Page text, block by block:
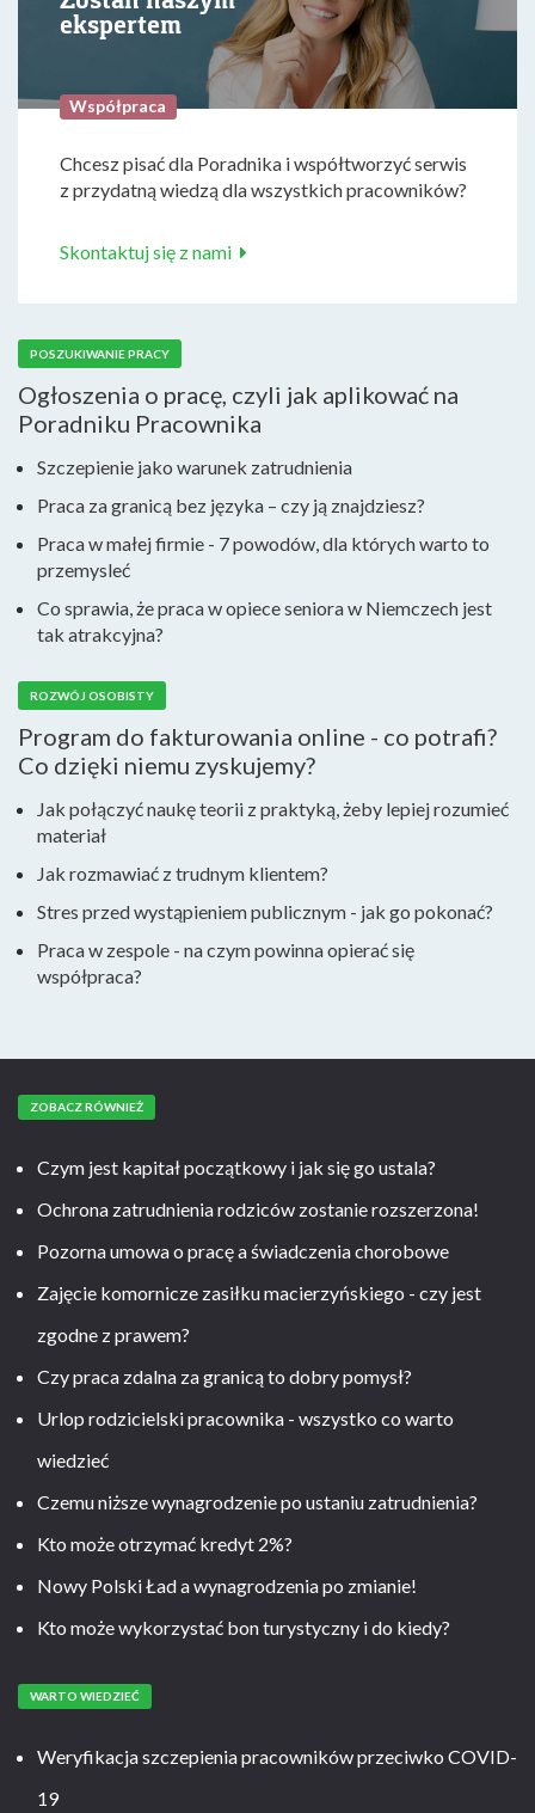
ekspertem
Współpraca
Chcesz pisać dla Poradnika i współtworzyć serwis
z przydatną wiedzą dla wszystkich pracowników?
Skontaktuj się z nami
POSZUKIWANIE PRACY
Ogłoszenia o pracę, czyli jak aplikować na
Poradniku Pracownika
Szczepienie jako warunek zatrudnienia
Praca za granicą bez języka – czy ją znajdziesz?
Praca w małej firmie - 7 powodów, dla których warto to
przemysleć
Co sprawia, że praca w opiece seniora w Niemczech jest
tak atrakcyjna?
ROZWÓJ OSOBISTY
Program do fakturowania online - co potrafi?
Co dzięki niemu zyskujemy?
Jak połączyć naukę teorii z praktyką, żeby lepiej rozumieć
materiał
Jak rozmawiać z trudnym klientem?
Stres przed wystąpieniem publicznym - jak go pokonać?
Praca w zespole - na czym powinna opierać się
współpraca?
ZOBACZ RÓWNIEŻ
Czym jest kapitał początkowy i jak się go ustala?
Ochrona zatrudnienia rodziców zostanie rozszerzona!
Pozorna umowa o pracę a świadczenia chorobowe
Zajęcie komornicze zasiłku macierzyńskiego - czy jest
zgodne z prawem?
Czy praca zdalna za granicą to dobry pomysł?
Urlop rodzicielski pracownika - wszystko co warto
wiedzieć
Czemu niższe wynagrodzenie po ustaniu zatrudnienia?
Kto może otrzymać kredyt 2%?
Nowy Polski Ład a wynagrodzenia po zmianie!
Kto może wykorzystać bon turystyczny i do kiedy?
WARTO WIEDZIEĆ
Weryfikacja szczepienia pracowników przeciwko COVID-
19